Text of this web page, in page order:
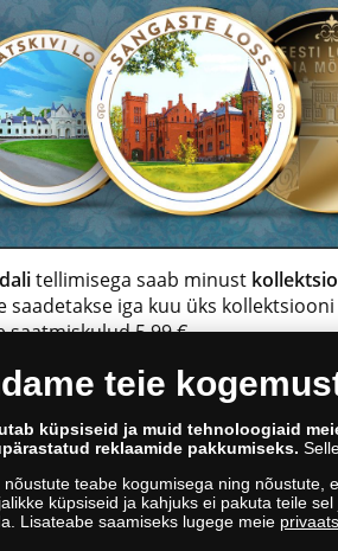
tellimisega saab minust
saadetakse iga kuu üks
saatmiskulud 5,99 €.
kehtib ainult terve
tavahind 39 eurot (+ saatekulu
60 90.
teie
küpsiseid ja muid tehnoloogiaid
reklaamide pakkumiseks.
, nõustute teabe kogumisega ning
küpsiseid ja kahjuks ei pakuta teile
Lisateabe saamiseks lugege meie